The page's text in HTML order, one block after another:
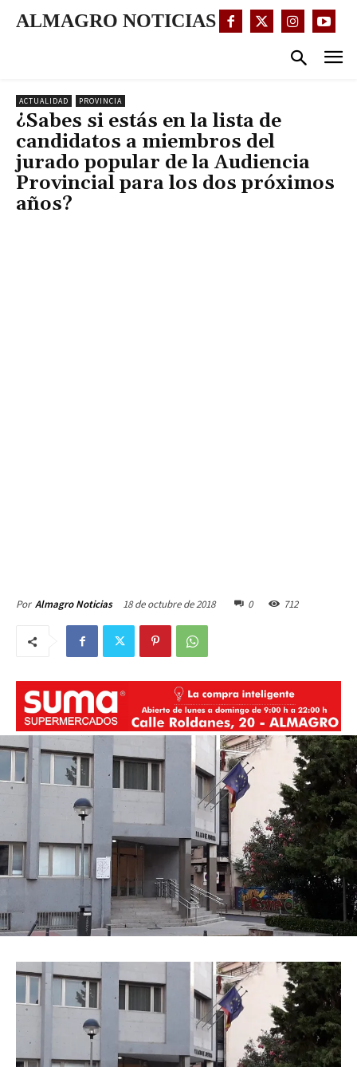
ALMAGRO NOTICIAS
ACTUALIDAD PROVINCIA
¿Sabes si estás en la lista de
candidatos a miembros del
jurado popular de la Audiencia
Provincial para los dos próximos
años?
Por Almagro Noticias 18 de octubre de 2018 0 712